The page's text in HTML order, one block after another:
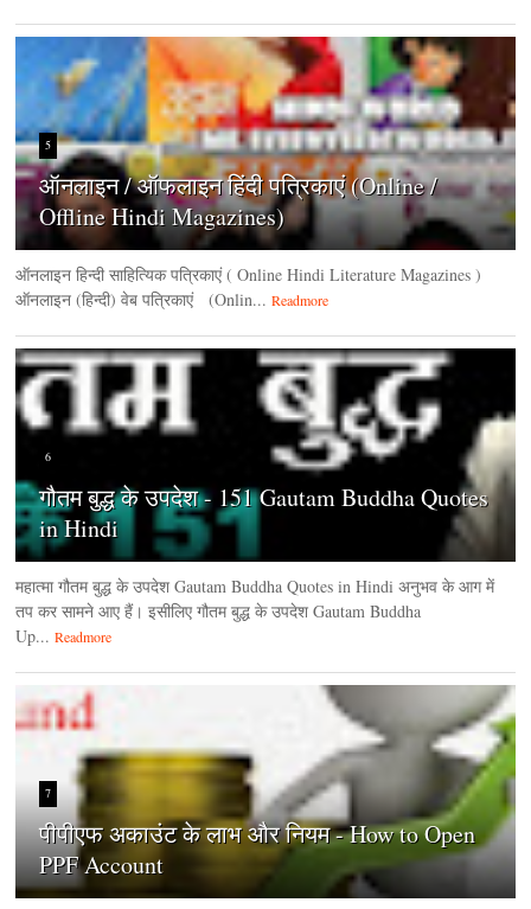
5
ऑनलाइन / ऑफलाइन हिंदी पत्रिकाएं (Online /
Offline Hindi Magazines)
ऑनलाइन हिन्‍दी साहित्यिक पत्रिकाएं ( Online Hindi Literature Magazines )
ऑनलाइन (हिन्‍दी) वेब पत्रिकाएं (Onlin... Readmore
6
गौतम बुद्ध के उपदेश - 151 Gautam Buddha Quotes
in Hindi
महात्मा गौतम बुद्ध के उपदेश Gautam Buddha Quotes in Hindi अनुभव के आग में
तप कर सामने आए हैं। इसीलिए गौतम बुद्ध के उपदेश Gautam Buddha
Up... Readmore
7
पीपीएफ अकाउंट के लाभ और नियम - How to Open
PPF Account